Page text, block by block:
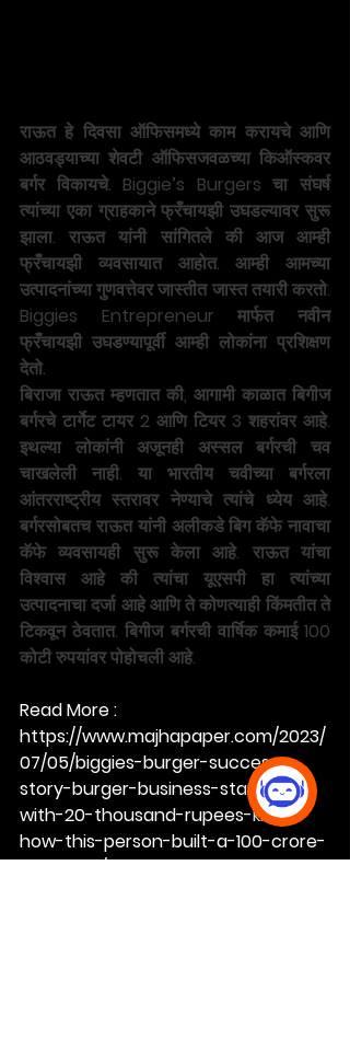
राऊत हे दिवसा ऑफिसमध्ये काम करायचे आणि
आठवड्याच्या शेवटी ऑफिसजवळच्या किऑस्कवर
बर्गर विकायचे. Biggie’s Burgers चा संघर्ष
त्यांच्या एका ग्राहकाने फ्रँचायझी उघडल्यावर सुरू
झाला. राऊत यांनी सांगितले की आज आम्ही
फ्रँचायझी व्यवसायात आहोत. आम्ही आमच्या
उत्पादनांच्या गुणवत्तेवर जास्तीत जास्त तयारी करतो.
Biggies Entrepreneur मार्फत नवीन
फ्रँचायझी उघडण्यापूर्वी आम्ही लोकांना प्रशिक्षण
देतो.
बिराजा राऊत म्हणतात की, आगामी काळात बिगीज
बर्गरचे टार्गेट टायर 2 आणि टियर 3 शहरांवर आहे.
इथल्या लोकांनी अजूनही अस्सल बर्गरची चव
चाखलेली नाही. या भारतीय चवीच्या बर्गरला
आंतरराष्ट्रीय स्तरावर नेण्याचे त्यांचे ध्येय आहे.
बर्गरसोबतच राऊत यांनी अलीकडे बिग कॅफे नावाचा
कॅफे व्यवसायही सुरू केला आहे. राऊत यांचा
विश्वास आहे की त्यांचा यूएसपी हा त्यांच्या
उत्पादनाचा दर्जा आहे आणि ते कोणत्याही किंमतीत ते
टिकवून ठेवतात. बिगीज बर्गरची वार्षिक कमाई 100
कोटी रुपयांवर पोहोचली आहे.
Read More :
https://www.majhapaper.com/2023/
07/05/biggies-burger-success-
story-burger-business-started-
with-20-thousand-rupees-know-
how-this-person-built-a-100-crore-
company/